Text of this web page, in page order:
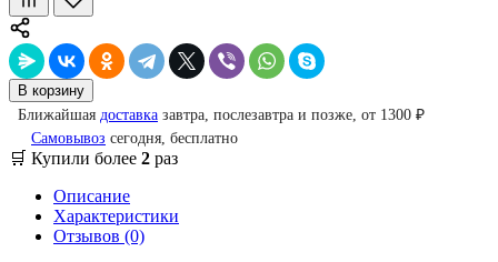
В корзину
Ближайшая доставка завтра, послезавтра и позже, от 1300 ₽
Самовывоз сегодня, бесплатно
🛒 Купили более 2 раз
Описание
Характеристики
Отзывов (0)